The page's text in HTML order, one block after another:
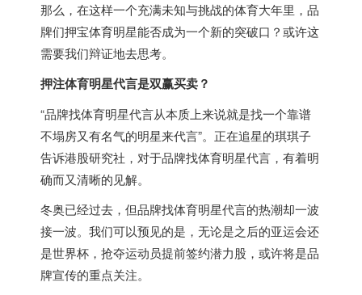
那么，在这样一个充满未知与挑战的体育大年里，品
牌们押宝体育明星能否成为一个新的突破口？或许这
需要我们辩证地去思考。
押注体育明星代言是双赢买卖？
“品牌找体育明星代言从本质上来说就是找一个靠谱
不塌房又有名气的明星来代言”。正在追星的琪琪子
告诉港股研究社，对于品牌找体育明星代言，有着明
确而又清晰的见解。
冬奥已经过去，但品牌找体育明星代言的热潮却一波
接一波。我们可以预见的是，无论是之后的亚运会还
是世界杯，抢夺运动员提前签约潜力股，或许将是品
牌宣传的重点关注。